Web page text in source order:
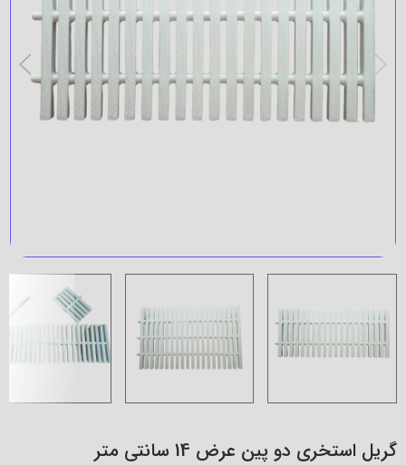
گریل استخری دو پین عرض 14 سانتی متر